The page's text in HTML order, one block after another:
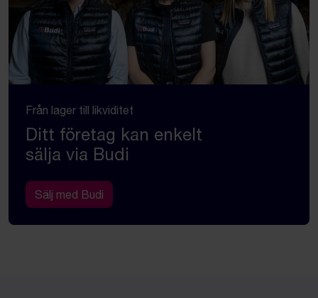
Från lager till likviditet
Ditt företag kan enkelt
sälja via Budi
Sälj med Budi